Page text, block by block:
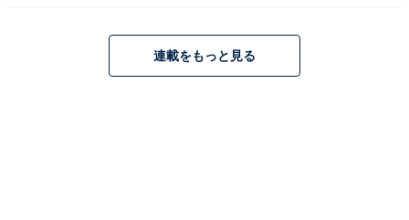
連載をもっと見る